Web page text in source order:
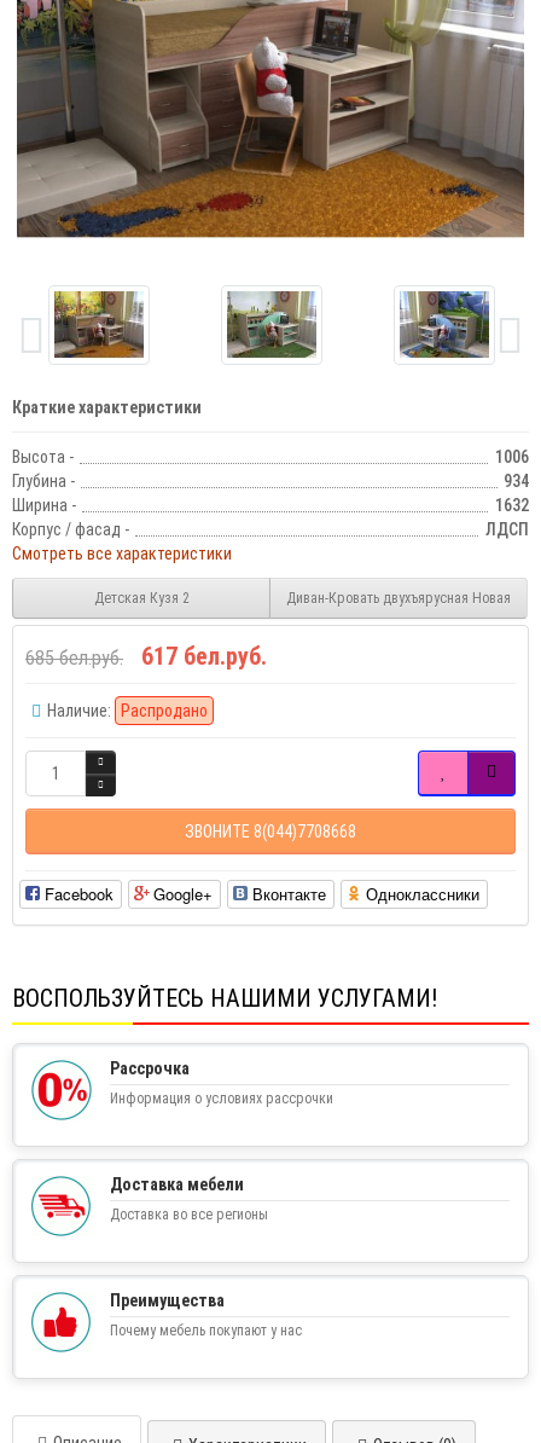
Краткие характеристики
Высота -
1006
Глубина -
934
Ширина -
1632
Корпус / фасад -
ЛДСП
Смотреть все характеристики
Детская Кузя 2 Диван-Кровать двухъярусная Новая
685 бел.руб. 617 бел.руб.
Наличие: Распродано
ЗВОНИТЕ 8(044)7708668
Facebook Google+ Вконтакте Одноклассники
ВОСПОЛЬЗУЙТЕСЬ НАШИМИ УСЛУГАМИ!
Рассрочка
Информация о условиях рассрочки
Доставка мебели
Доставка во все регионы
Преимущества
Почему мебель покупают у нас